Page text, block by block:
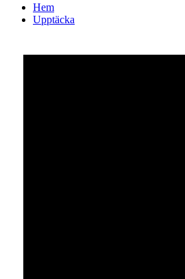
Hem
Upptäcka